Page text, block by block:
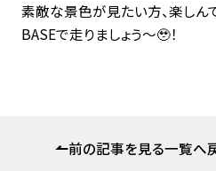
素敵な景色が見たい方、楽し
BASEで走りましょう〜🥹！
前の記事を見る一覧へ